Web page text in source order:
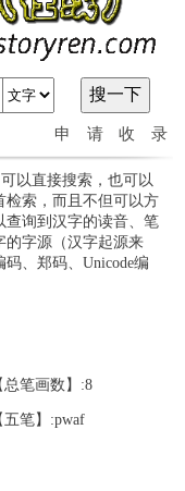
申请收录
以直接搜索，也可以
检索，而且不但可以方
查询到汉字的读音、笔
的字源（汉字起源来
、郑码、Unicode编
总笔画数】:8
五笔】:pwaf